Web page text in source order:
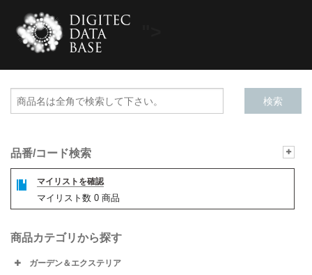
品番/コード検索
マイリストを確認
マイリスト数 0 商品
商品カテゴリから探す
ガーデン＆エクステリア